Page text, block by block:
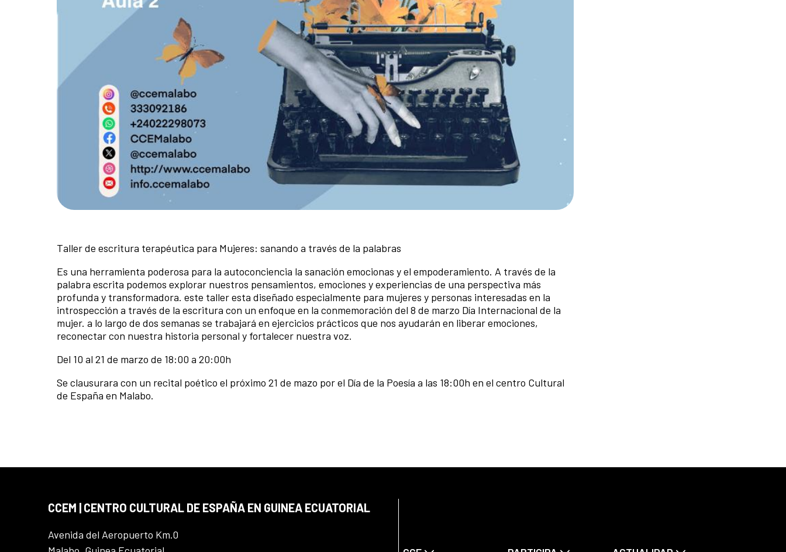
Taller de escritura terapéutica para Mujeres: sanando a través de la palabras
Es una herramienta poderosa para la autoconciencia la sanación emocionas y el empoderamiento. A través de la
palabra escrita podemos explorar nuestros pensamientos, emociones y experiencias de una perspectiva más
profunda y transformadora. este taller esta diseñado especialmente para mujeres y personas interesadas en la
introspección a través de la escritura con un enfoque en la conmemoración del 8 de marzo Día Internacional de la
mujer. a lo largo de dos semanas se trabajará en ejercicios prácticos que nos ayudarán en liberar emociones,
reconectar con nuestra historia personal y fortalecer nuestra voz.
Del 10 al 21 de marzo de 18:00 a 20:00h
Se clausurara con un recital poético el próximo 21 de mazo por el Día de la Poesía a las 18:00h en el centro Cultural
de España en Malabo.
CCEM | CENTRO CULTURAL DE ESPAÑA EN GUINEA ECUATORIAL
Avenida del Aeropuerto Km.0